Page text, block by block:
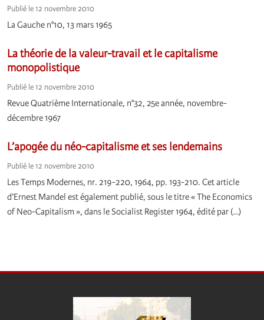
Publié le 12 novembre 2010
La Gauche n°10, 13 mars 1965
La théorie de la valeur-travail et le capitalisme
monopolistique
Publié le 12 novembre 2010
Revue Quatrième Internationale, n°32, 25e année, novembre-
décembre 1967
L’apogée du néo-capitalisme et ses lendemains
Publié le 12 novembre 2010
Les Temps Modernes, nr. 219-220, 1964, pp. 193-210. Cet article
d’Ernest Mandel est également publié, sous le titre « The Economics
of Neo-Capitalism », dans le Socialist Register 1964, édité par (…)